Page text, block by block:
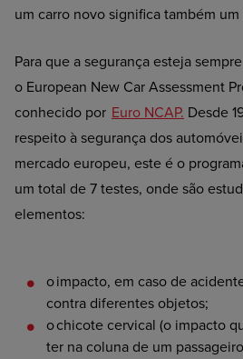
um carro novo significa também um
Para que a segurança esteja
o European New Car Assessment
conhecido por Euro NCAP. Desde
respeito à segurança dos
mercado europeu, este é o
um total de 7 testes, onde são
elementos:
o impacto, em caso de
contra diferentes objetos;
o chicote cervical (o impacto
ter na coluna de um